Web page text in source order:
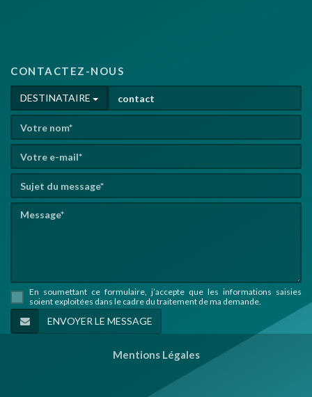
CONTACTEZ-NOUS
DESTINATAIRE
En soumettant ce formulaire, j’accepte que les informations saisies
soient exploitées dans le cadre du traitement de ma demande.
Mentions Légales